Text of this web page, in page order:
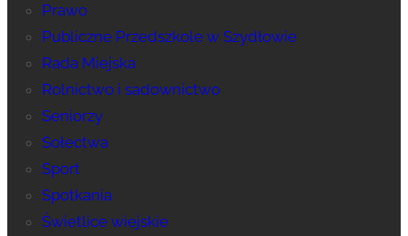
Prawo
Publiczne Przedszkole w Szydłowie
Rada Miejska
Rolnictwo i sadownictwo
Seniorzy
Sołectwa
Sport
Spotkania
Świetlice wiejskie